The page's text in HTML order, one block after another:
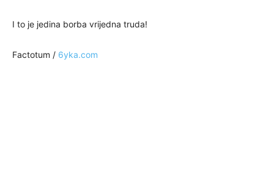
I to je jedina borba vrijedna truda!
Factotum / 6yka.com